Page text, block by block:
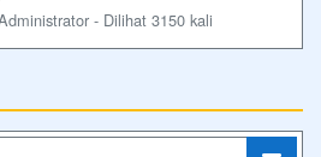
- Dilihat 3150 kali